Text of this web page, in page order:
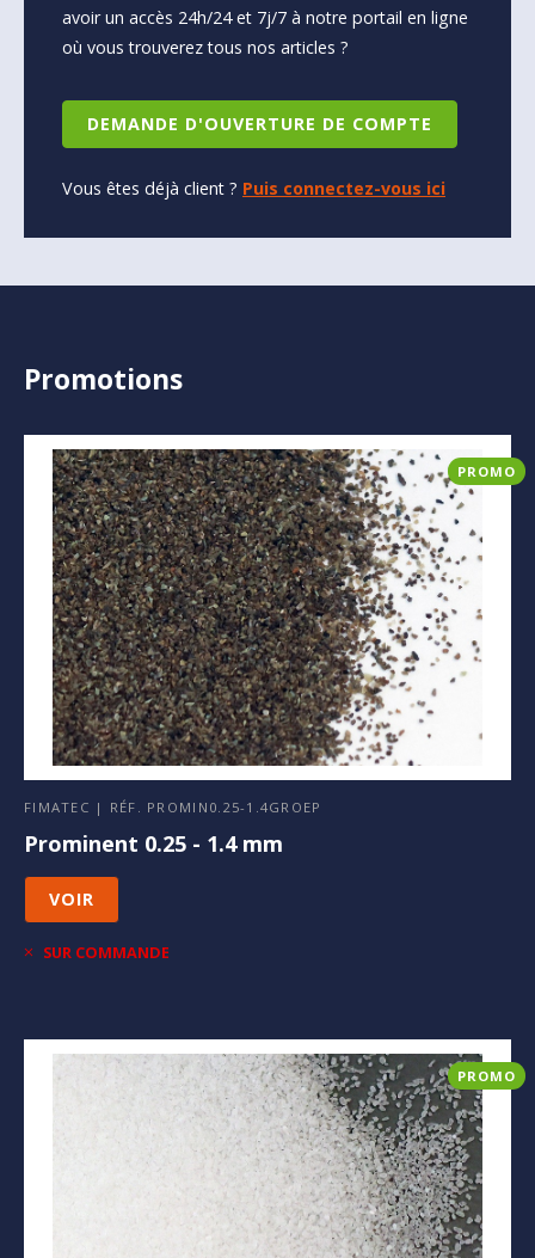
avoir un accès 24h/24 et 7j/7 à notre portail en ligne
où vous trouverez tous nos articles ?
DEMANDE D'OUVERTURE DE COMPTE
Vous êtes déjà client ? Puis connectez-vous ici
Promotions
PROMO
FIMATEC | RÉF. PROMIN0.25-1.4GROEP
Prominent 0.25 - 1.4 mm
VOIR
SUR COMMANDE
PROMO